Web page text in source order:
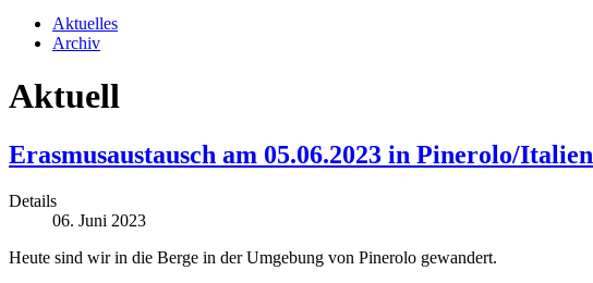
Aktuelles
Archiv
Aktuell
Erasmusaustausch am 05.06.2023 in Pinerolo/Italien
Details
06. Juni 2023
Heute sind wir in die Berge in der Umgebung von Pinerolo gewandert.